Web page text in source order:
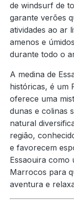
de windsurf de
garante verões
atividades ao ar
amenos e
durante todo o
A medina de
históricas, é um
oferece uma
dunas e colinas
natural
região,
e favorecem
Essaouira como
Marrocos para
aventura e